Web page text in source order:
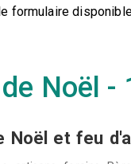
formulaire
Noël -
Noël et feu